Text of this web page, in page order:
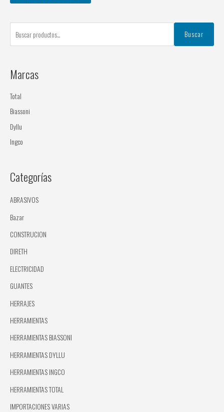
u
a
p
r
:
Buscar
Marcas
Total
Biassoni
Dyllu
Ingco
Categorías
ABRASIVOS
Bazar
CONSTRUCION
DIRETH
ELECTRICIDAD
GUANTES
HERRAJES
HERRAMIENTAS
HERRAMIENTAS BIASSONI
HERRAMIENTAS DYLLU
HERRAMIENTAS INGCO
HERRAMIENTAS TOTAL
IMPORTACIONES VARIAS